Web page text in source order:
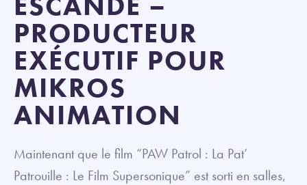
PRODUCTEUR
EXÉCUTIF POUR
MIKROS
ANIMATION
Maintenant que le film “PAW Patrol : La Pat’
Patrouille : Le Film Supersonique” est sorti en salles,